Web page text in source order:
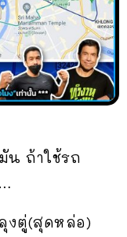
น ถ้าใช้รถ
งตู่(สุดหล่อ)